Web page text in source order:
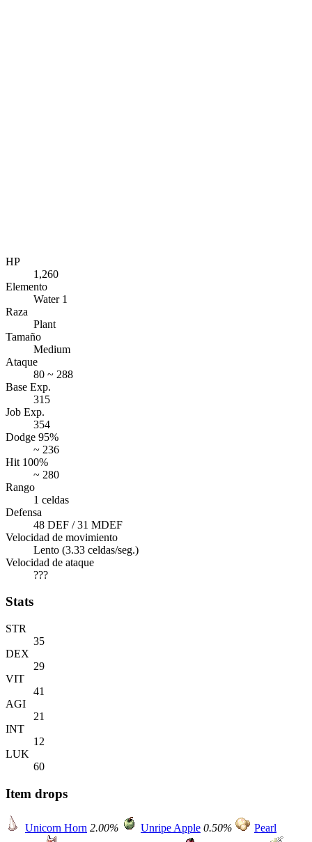
HP
1,260
Elemento
Water 1
Raza
Plant
Tamaño
Medium
Ataque
80 ~ 288
Base Exp.
315
Job Exp.
354
Dodge 95%
~ 236
Hit 100%
~ 280
Rango
1 celdas
Defensa
48 DEF / 31 MDEF
Velocidad de movimiento
Lento (3.33 celdas/seg.)
Velocidad de ataque
???
Stats
STR
35
DEX
29
VIT
41
AGI
21
INT
12
LUK
60
Item drops
Unicorn Horn 2.00% Unripe Apple 0.50%
Pearl